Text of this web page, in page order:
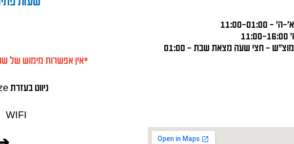
א'-ה' – 11:00-01:00
ו' 11:00-16:00
מוצ"ש – חצי שעה מצאת שבת – 01:00
*אין אפשרות מימוש של
ניווט בעזרת Waze
WIFI